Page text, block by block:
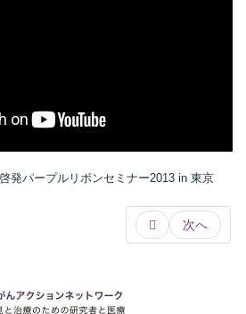
発パープルリボンセミナー2013 in 東京
次へ